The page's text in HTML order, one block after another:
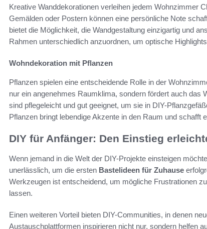
Kreative Wanddekorationen verleihen jedem Wohnzimmer
Gemälden oder Postern können eine persönliche Note
bietet die Möglichkeit, die Wandgestaltung einzigartig und
Rahmen unterschiedlich anzuordnen, um optische
Wohndekoration mit Pflanzen
Pflanzen spielen eine entscheidende Rolle in der
nur ein angenehmes Raumklima, sondern fördert auch das
sind pflegeleicht und gut geeignet, um sie in DIY-
Pflanzen bringt lebendige Akzente in den Raum und schafft
DIY für Anfänger: Den Einstieg
Wenn jemand in die Welt der DIY-Projekte einsteigen
unerlässlich, um die ersten Bastelideen für Zuhause
Werkzeugen ist entscheidend, um mögliche Frustrationen
lassen.
Einen weiteren Vorteil bieten DIY-Communities, in denen
Austauschplattformen inspirieren nicht nur, sondern helfen